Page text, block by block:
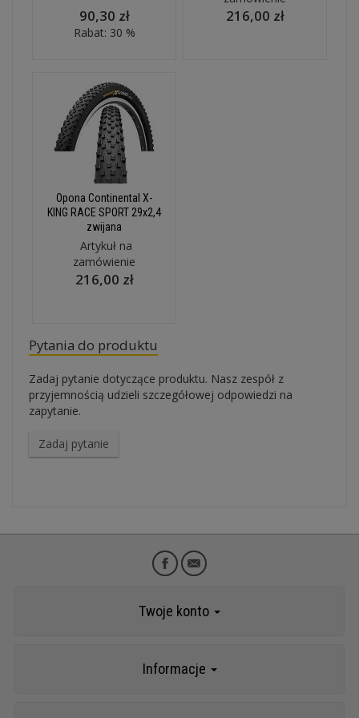
90,30 zł
Rabat: 30 %
216,00 zł
Opona Continental X-
KING RACE SPORT 29x2,4
zwijana
Artykuł na
zamówienie
216,00 zł
Pytania do produktu
Zadaj pytanie dotyczące produktu. Nasz zespół z
przyjemnością udzieli szczegółowej odpowiedzi na
zapytanie.
Zadaj pytanie
Twoje konto
Informacje